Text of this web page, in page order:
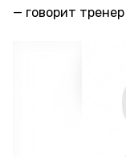
говорит